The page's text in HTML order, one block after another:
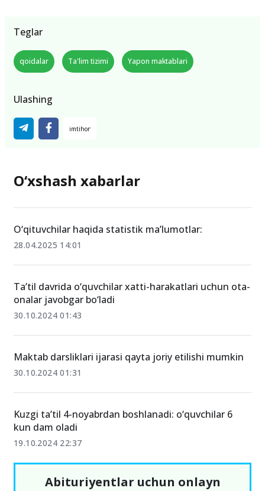
Teglar
qoidalar Ta'lim tizimi Yapon maktablari
Ulashing
O‘xshash xabarlar
O‘qituvchilar haqida statistik maʼlumotlar:
28.04.2025 14:01
Ta’til davrida o‘quvchilar xatti-harakatlari uchun ota-
onalar javobgar bo‘ladi
30.10.2024 01:43
Maktab darsliklari ijarasi qayta joriy etilishi mumkin
30.10.2024 01:31
Kuzgi ta’til 4-noyabrdan boshlanadi: o‘quvchilar 6
kun dam oladi
19.10.2024 22:37
Abituriyentlar uchun onlayn